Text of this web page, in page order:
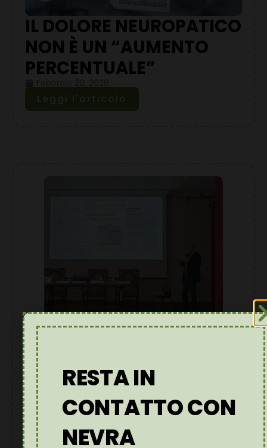
IL DOLORE NEUROPATICO
NON È UN “AUMENTO
PERCENTUALE”
Leggi l'articolo
IL DOLORE NEUROPATICO
ENTRA NEL DIBATTITO
PUBBLICO: UN
CONFRONTO
MULTIDISCIPLINARE
NECESSARIO
RESTA IN
CONTATTO CON
NEVRA